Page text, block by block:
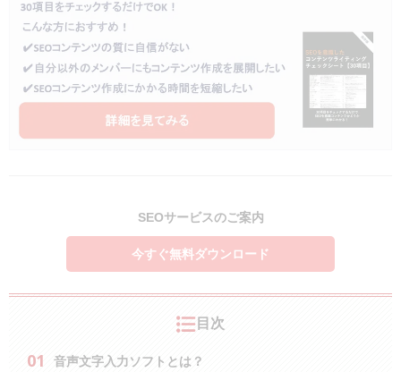
SEOサービスのご案内
今すぐ無料ダウンロード
目次
音声文字入力ソフトとは？